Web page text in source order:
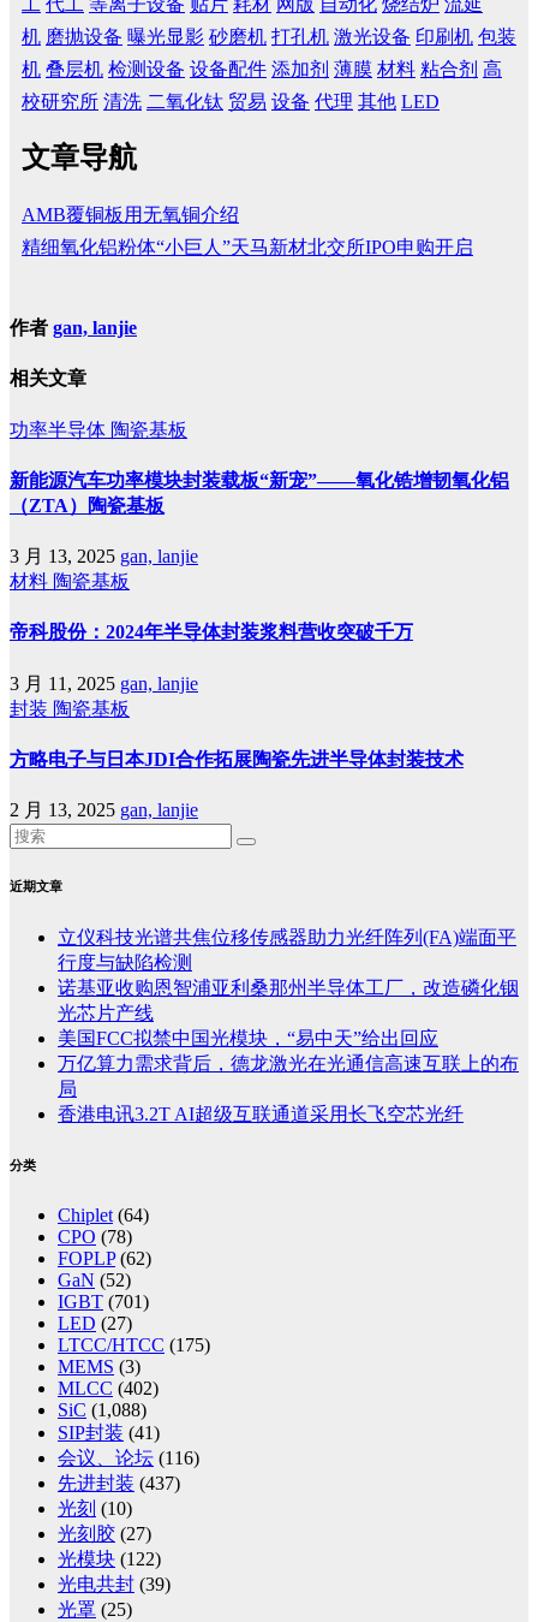
代工 等离子设备 贴片 耗材 网版 自动化 烧结炉 流延
机 磨抛设备 曝光显影 砂磨机 打孔机 激光设备 印刷机 包装
机 叠层机 检测设备 设备配件 添加剂 薄膜 材料 粘合剂 高
校研究所 清洗 二氧化钛 贸易 设备 代理 其他 LED
文章导航
AMB覆铜板用无氧铜介绍
精细氧化铝粉体“小巨人”天马新材北交所IPO申购开启
作者 gan, lanjie
相关文章
功率半导体 陶瓷基板
新能源汽车功率模块封装载板“新宠”——氧化锆增韧氧化铝
（ZTA）陶瓷基板
3 月 13, 2025 gan, lanjie
材料 陶瓷基板
帝科股份：2024年半导体封装浆料营收突破千万
3 月 11, 2025 gan, lanjie
封装 陶瓷基板
方略电子与日本JDI合作拓展陶瓷先进半导体封装技术
2 月 13, 2025 gan, lanjie
近期文章
立仪科技光谱共焦位移传感器助力光纤阵列(FA)端面平
行度与缺陷检测
诺基亚收购恩智浦亚利桑那州半导体工厂，改造磷化铟
光芯片产线
美国FCC拟禁中国光模块，“易中天”给出回应
万亿算力需求背后，德龙激光在光通信高速互联上的布
局
香港电讯3.2T AI超级互联通道采用长飞空芯光纤
分类
Chiplet (64)
CPO (78)
FOPLP(62)
GaN (52)
IGBT (701)
LED (27)
LTCC/HTCC (175)
MEMS (3)
MLCC (402)
SiC (1,088)
SIP封装 (41)
会议、论坛 (116)
先进封装 (437)
光刻 (10)
光刻胶 (27)
光模块 (122)
光电共封 (39)
光罩 (25)